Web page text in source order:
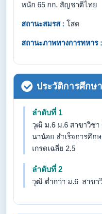
หนัก 65 กก. สัญชาติไทย
สถานะสมรส : โสด
สถานะภาพทางการทหาร :
ประวัติการศึกษา
ลำดับที่ 1
วุฒิ ม.6 ม.6 สาขาวิชา
นาน้อย สำเร็จการศึก
เกรดเฉลี่ย 2.5
ลำดับที่ 2
วุฒิ ต่ำกว่า ม.6 สาขา